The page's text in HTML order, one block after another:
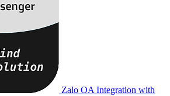
Zalo OA Integration with